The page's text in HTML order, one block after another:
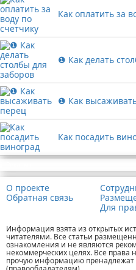
Как оплатить за
❶ Как делать
❶ Как
Как посадить
О проекте
Обратная связь
Для
Информация взята из открытых
читателями. Все статьи
ознакомления и не являются
некоммерческих целях. Все
прочую информацию пренадлежат